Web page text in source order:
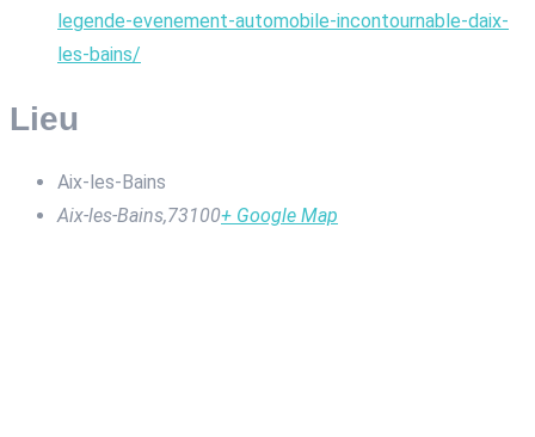
legende-evenement-automobile-incontournable-daix-
les-bains/
Lieu
Aix-les-Bains
Aix-les-Bains,73100+ Google Map